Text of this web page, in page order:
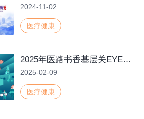
2024-11-02
医疗健康
2025年医路书香基层关EYE万里行
2025-02-09
医疗健康